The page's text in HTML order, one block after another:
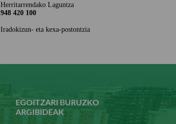
Herritarrendako Laguntza
948 420 100
Iradokizun- eta kexa-postontzia
EGOITZARI BURUZKO
ARGIBIDEAK